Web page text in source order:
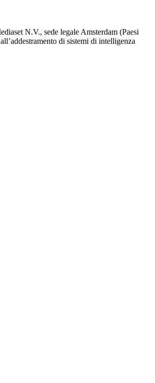
N.V., sede legale Amsterdam (Paesi
di sistemi di intelligenza